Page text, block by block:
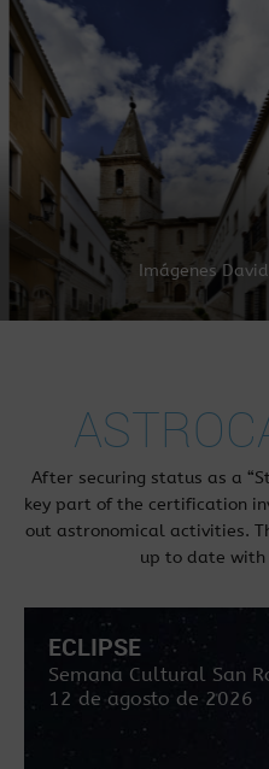
Imágenes
After securing status as a
key part of the certification
out astronomical activities.
up to date
ECLIPSE
Semana Cultural San
12 de agosto de 2026